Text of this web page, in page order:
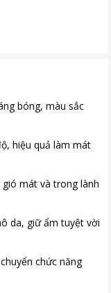
bóng, màu sắc
hiệu quả làm mát
mát và trong lành
da, giữ ẩm tuyệt vời
chức năng